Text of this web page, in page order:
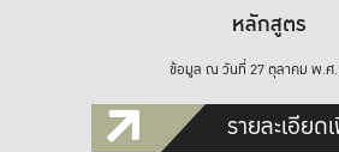
หลักสูตร
ข้อมูล ณ วันที่ 27 ตุลาคม พ.ศ.
รายละเอียด